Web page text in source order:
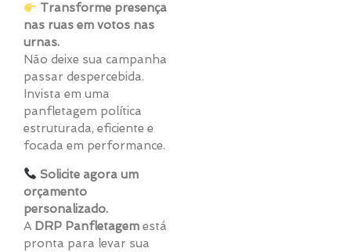
Transforme presença
nas ruas em votos nas
urnas.
Não deixe sua campanha
passar despercebida.
Invista em uma
panfletagem política
estruturada, eficiente e
focada em performance.
Solicite agora um
orçamento
personalizado.
A DRP Panfletagem está
pronta para levar sua